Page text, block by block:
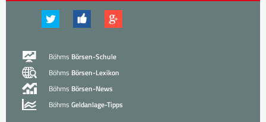
Böhms Börsen-Schule
Böhms Börsen-Lexikon
Böhms Börsen-News
Böhms Geldanlage-Tipps